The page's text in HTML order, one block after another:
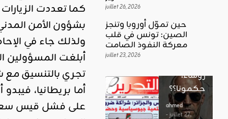
كما تعددت
بشؤون الأمن المدني
ولذلك جاء في
أبلغت المسؤولين
تجري بالتنسيق مع
أما بريطانيا،
على فشل قيس سعيد
juillet 26, 2026
حين تموّل أوروبا وتنجز
الصين: تونس في قلب
معركة النفوذ الصامت
juillet 23, 2026
الصين:
تونس في
قلب
معركة
النفوذ
الصامت
ahmed
- juillet 23,
2026
0
الغضب
بوصلة …
لا سلاحا
يشهر في
غير الإتجاه
ahmed
- août 3, 2026
0
المرزوقي
الخارجية،
ماذا أخفى
رؤساء،
حكمونا؟؟
ahmed
- juillet 27,